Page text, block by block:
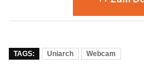
TAGS: Uniarch Webcam